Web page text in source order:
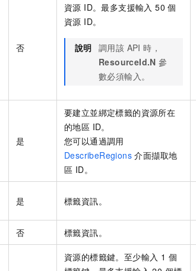
否
資源 ID。最多支援輸入 50 個
資源 ID。
說明 調用該 API 時，
ResourceId.N 參
數必須輸入。
是
要建立並綁定標籤的資源所在
的地區 ID。
您可以通過調用
DescribeRegions 介面擷取地
區 ID。
是 標籤資訊。
否 標籤資訊。
資源的標籤鍵。至少輸入 1 個